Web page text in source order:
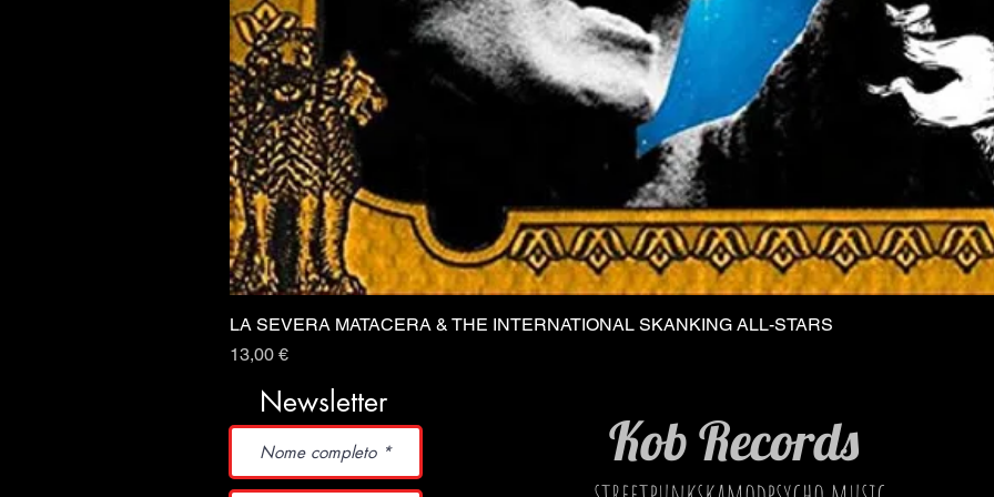
Vista rapida
LA SEVERA MATACERA & THE INTERNATIONAL SKANKING ALL-STARS
Prezzo
13,00 €
Kob Records
Newsletter